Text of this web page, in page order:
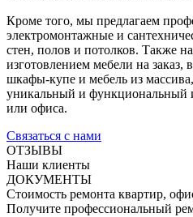
Кроме того, мы предлагаем
электромонтажные и
стен, полов и потолков. Также
изготовлением мебели на
шкафы-купе и мебель из массива,
уникальный и функциональный
или офиса.
Связаться с нами
ОТЗЫВЫ
Наши клиенты
ДОКУМЕНТЫ
Стоимость ремонта квартир,
Получите профессиональный